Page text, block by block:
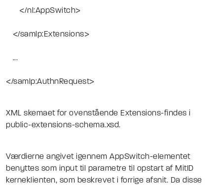
</nl:AppSwitch>
</samlp:Extensions>
...
</samlp:AuthnRequest>
XML skemaet for ovenstående Extensions-findes i
public-extensions-schema.xsd.
Værdierne angivet igennem AppSwitch-elementet
benyttes som input til parametre til opstart af MitID
kerneklienten, som beskrevet i forrige afsnit. Da disse